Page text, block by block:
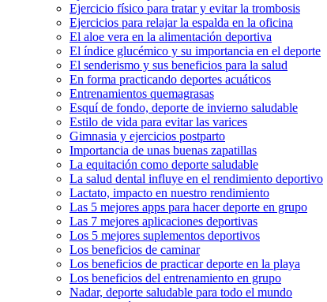
Ejercicio físico para tratar y evitar la trombosis
Ejercicios para relajar la espalda en la oficina
El aloe vera en la alimentación deportiva
El índice glucémico y su importancia en el deporte
El senderismo y sus beneficios para la salud
En forma practicando deportes acuáticos
Entrenamientos quemagrasas
Esquí de fondo, deporte de invierno saludable
Estilo de vida para evitar las varices
Gimnasia y ejercicios postparto
Importancia de unas buenas zapatillas
La equitación como deporte saludable
La salud dental influye en el rendimiento deportivo
Lactato, impacto en nuestro rendimiento
Las 5 mejores apps para hacer deporte en grupo
Las 7 mejores aplicaciones deportivas
Los 5 mejores suplementos deportivos
Los beneficios de caminar
Los beneficios de practicar deporte en la playa
Los beneficios del entrenamiento en grupo
Nadar, deporte saludable para todo el mundo